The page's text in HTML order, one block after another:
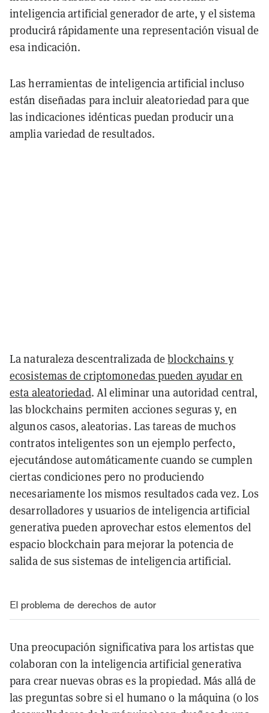
inteligencia artificial generador de arte, y el sistema
producirá rápidamente una representación visual de
esa indicación.
Las herramientas de inteligencia artificial incluso
están diseñadas para incluir aleatoriedad para que
las indicaciones idénticas puedan producir una
amplia variedad de resultados.
La naturaleza descentralizada deblockchains y
ecosistemas de criptomonedas pueden ayudar en
esta aleatoriedad. Al eliminar una autoridad central,
las blockchains permiten acciones seguras y, en
algunos casos, aleatorias. Las tareas de muchos
contratos inteligentes son un ejemplo perfecto,
ejecutándose automáticamente cuando se cumplen
ciertas condiciones pero no produciendo
necesariamente los mismos resultados cada vez. Los
desarrolladores y usuarios de inteligencia artificial
generativa pueden aprovechar estos elementos del
espacio blockchain para mejorar la potencia de
salida de sus sistemas de inteligencia artificial.
El problema de derechos de autor
Una preocupación significativa para los artistas que
colaboran con la inteligencia artificial generativa
para crear nuevas obras es la propiedad. Más allá de
las preguntas sobre si el humano o la máquina (o los